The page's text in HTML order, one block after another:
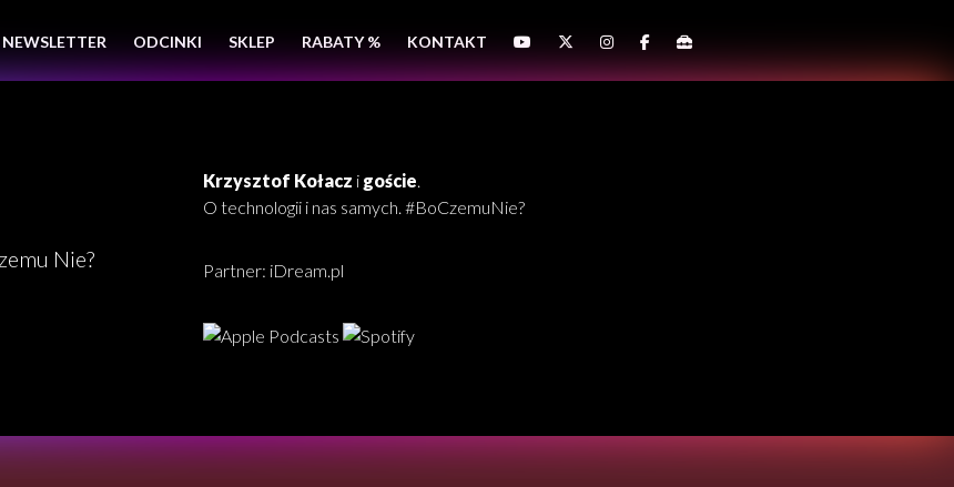
NEWSLETTER ODCINKI SKLEP RABATY % KONTAKT
Krzysztof Kołacz i goście.
O technologii i nas samych. #BoCzemuNie?
Partner: iDream.pl